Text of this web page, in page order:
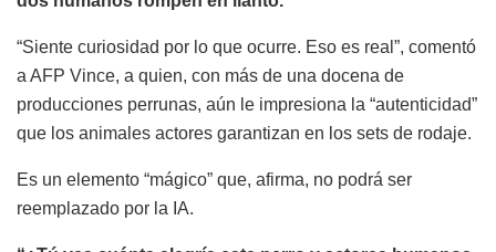
“Siente curiosidad por lo que ocurre. Eso es real”, comentó
a AFP Vince, a quien, con más de una docena de
producciones perrunas, aún le impresiona la “autenticidad”
que los animales actores garantizan en los sets de rodaje.
Es un elemento “mágico” que, afirma, no podrá ser
reemplazado por la IA.